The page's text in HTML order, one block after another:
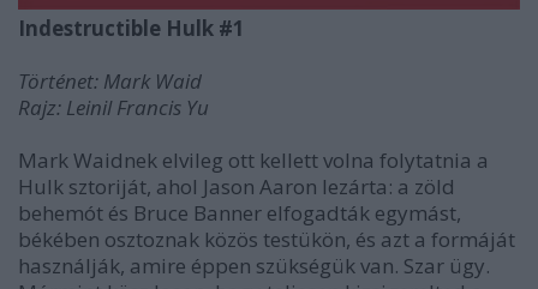
Indestructible Hulk #1
Történet: Mark Waid
Rajz: Leinil Francis Yu
Mark Waidnek elvileg ott kellett volna folytatnia a
Hulk sztoriját, ahol Jason Aaron lezárta: a zöld
behemót és Bruce Banner elfogadták egymást,
békében osztoznak közös testükön, és azt a formáját
használják, amire éppen szükségük van. Szar ügy.